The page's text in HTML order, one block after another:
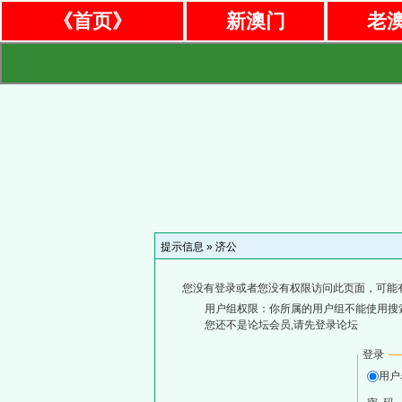
《首页》 新澳门 老
提示信息 » 济公
您没有登录或者您没有权限访问此页面，可能
用户组权限：你所属的用户组不能使用搜
您还不是论坛会员,请先登录论坛
登录
用